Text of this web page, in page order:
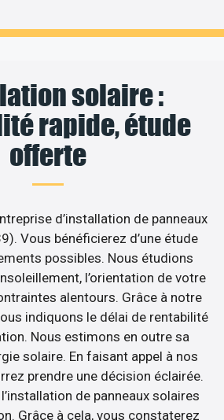
solaire :
rapide, étude
offerte
d’installation de panneaux
Vous bénéficierez d’une étude
possibles. Nous étudions
l’orientation de votre
alentours. Grâce à notre
indiquons le délai de rentabilité
Nous estimons en outre sa
solaire. En faisant appel à nos
prendre une décision éclairée.
de panneaux solaires
Grâce à cela, vous constaterez